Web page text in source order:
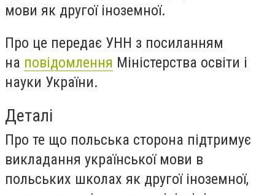
мови як другої іноземної.
Про це передає УНН з посиланням
на повідомлення Міністерства освіти і
науки України.
Деталі
Про те що польська сторона підтримує
викладання української мови в
польських школах як другої іноземної,